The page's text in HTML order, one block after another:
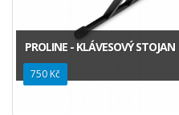
PROLINE - KLÁVESOVÝ STOJAN
750 Kč